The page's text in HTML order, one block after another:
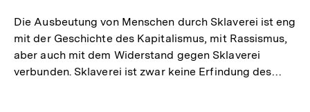
Die Ausbeutung von Menschen durch Sklaverei ist eng
mit der Geschichte des Kapitalismus, mit Rassismus,
aber auch mit dem Widerstand gegen Sklaverei
verbunden. Sklaverei ist zwar keine Erfindung des…